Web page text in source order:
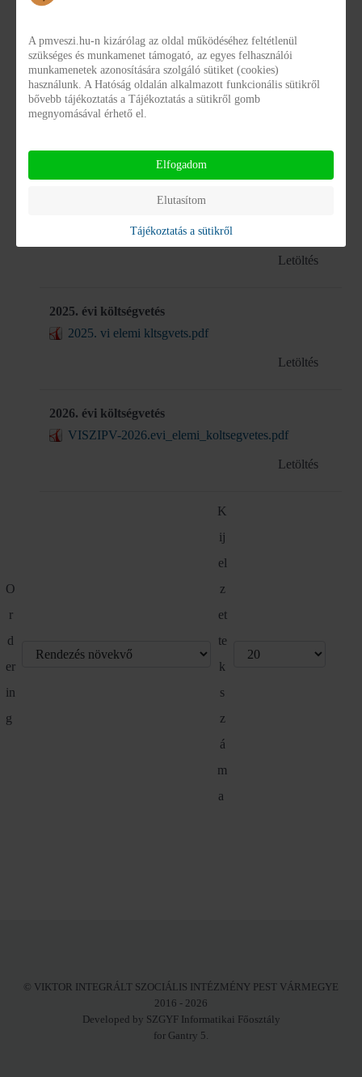
Letöltés
2023. évi költségvetés
PMVESZI_2023_EVI_ELEMI_KOLTSEGVET
2024. vi elemi kltsgvets.pdf
Letöltés
2025. évi költségvetés
2025. vi elemi kltsgvets.pdf
Letöltés
2026. évi költségvetés
VISZIPV-2026.evi_elemi_koltsegvetes.pdf
Letöltés
O
r
d
er
in
g
K
ij
el
z
et
te
k
s
z
á
m
a
© VIKTOR INTEGRÁLT SZOCIÁLIS INTÉZMÉNY PEST VÁRMEGYE
2016 - 2026
Developed by SZGYF Informatikai Főosztály
for Gantry 5.
A pmveszi.hu-n kizárólag az oldal működéséhez feltétlenül
szükséges és munkamenet támogató, az egyes felhasználói
munkamenetek azonosítására szolgáló sütiket (cookies)
használunk. A Hatóság oldalán alkalmazott funkcionális sütikről
bővebb tájékoztatás a Tájékoztatás a sütikről gomb
megnyomásával érhető el.
Elfogadom
Elutasítom
Tájékoztatás a sütikről